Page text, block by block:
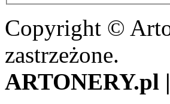
Copyright ©
zastrzeżone.
ARTONERY.pl